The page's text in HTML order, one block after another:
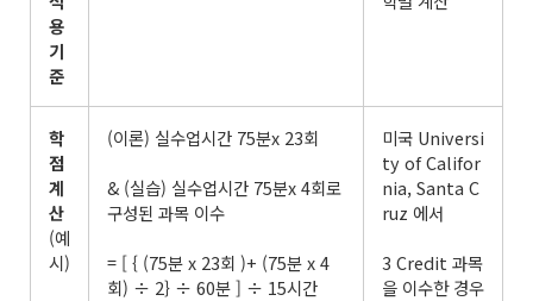
용
기
준
학
점
계
산
(예
시)
(이론) 실수업시간 75분x 23회
& (실습) 실수업시간 75분x 4회로
구성된 과목 이수
= [ { (75분 x 23회 )+ (75분 x 4
회) ÷ 2} ÷ 60분 ] ÷ 15시간
미국 Universi
ty of Califor
nia, Santa C
ruz 에서
3 Credit 과목
을 이수한 경우